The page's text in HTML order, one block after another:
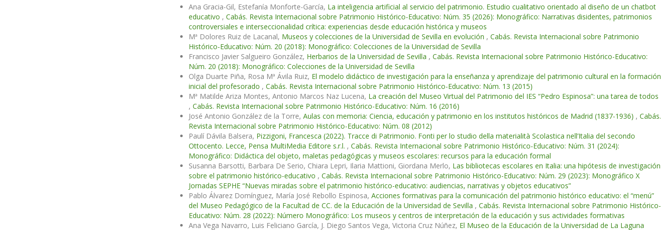
Ana Gracia-Gil, Estefanía Monforte-García, La inteligencia artificial al servicio del patrimonio. Estudio cualitativo orientado al diseño de un chatbot
educativo , Cabás. Revista Internacional sobre Patrimonio Histórico-Educativo: Núm. 35 (2026): Monográfico: Narrativas disidentes, patrimonios
controversiales e interseccionalidad crítica: experiencias desde educación histórica y museos
Mª Dolores Ruiz de Lacanal, Museos y colecciones de la Universidad de Sevilla en evolución , Cabás. Revista Internacional sobre Patrimonio
Histórico-Educativo: Núm. 20 (2018): Monográfico: Colecciones de la Universidad de Sevilla
Francisco Javier Salgueiro González, Herbarios de la Universidad de Sevilla , Cabás. Revista Internacional sobre Patrimonio Histórico-Educativo:
Núm. 20 (2018): Monográfico: Colecciones de la Universidad de Sevilla
Olga Duarte Piña, Rosa Mª Ávila Ruiz, El modelo didáctico de investigación para la enseñanza y aprendizaje del patrimonio cultural en la formación
inicial del profesorado , Cabás. Revista Internacional sobre Patrimonio Histórico-Educativo: Núm. 13 (2015)
Mª Matilde Ariza Montes, Antonio Marcos Naz Lucena, La creación del Museo Virtual del Patrimonio del IES “Pedro Espinosa”: una tarea de todos
, Cabás. Revista Internacional sobre Patrimonio Histórico-Educativo: Núm. 16 (2016)
José Antonio González de la Torre, Aulas con memoria: Ciencia, educación y patrimonio en los institutos históricos de Madrid (1837-1936) , Cabás.
Revista Internacional sobre Patrimonio Histórico-Educativo: Núm. 08 (2012)
Paulí Dávila Balsera, Pizzigoni, Francesca (2022). Tracce di Patrimonio. Fonti per lo studio della materialità Scolastica nell’Italia del secondo
Ottocento. Lecce, Pensa MultiMedia Editore s.r.l. , Cabás. Revista Internacional sobre Patrimonio Histórico-Educativo: Núm. 31 (2024):
Monográfico: Didáctica del objeto, maletas pedagógicas y museos escolares: recursos para la educación formal
Susanna Barsotti, Barbara De Serio, Chiara Lepri, Ilaria Mattioni, Giordana Merlo, Las bibliotecas escolares en Italia: una hipótesis de investigación
sobre el patrimonio histórico-educativo , Cabás. Revista Internacional sobre Patrimonio Histórico-Educativo: Núm. 29 (2023): Monográfico X
Jornadas SEPHE “Nuevas miradas sobre el patrimonio histórico-educativo: audiencias, narrativas y objetos educativos”
Pablo Álvarez Domínguez, María José Rebollo Espinosa, Acciones formativas para la comunicación del patrimonio histórico educativo: el “menú”
del Museo Pedagógico de la Facultad de CC. de la Educación de la Universidad de Sevilla , Cabás. Revista Internacional sobre Patrimonio Histórico-
Educativo: Núm. 28 (2022): Número Monográfico: Los museos y centros de interpretación de la educación y sus actividades formativas
Ana Vega Navarro, Luis Feliciano García, J. Diego Santos Vega, Victoria Cruz Núñez, El Museo de la Educación de la Universidad de La Laguna